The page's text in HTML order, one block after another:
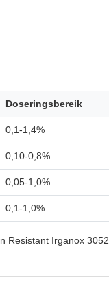
Doseringsbereik
0,1-1,4%
0,10-0,8%
0,05-1,0%
0,1-1,0%
Resistant Irganox 3052